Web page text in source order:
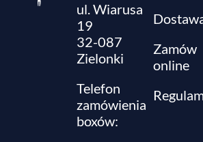
ul. Wiarusa
19
32-087
Zielonki
Telefon
zamówienia
boxów:
Zamów
online